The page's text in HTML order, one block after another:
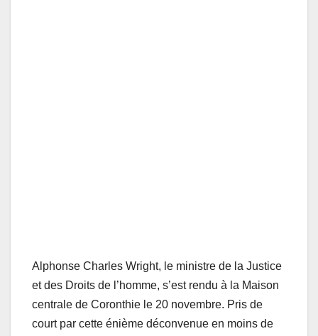
Alphonse Charles Wright, le ministre de la Justice
et des Droits de l’homme, s’est rendu à la Maison
centrale de Coronthie le 20 novembre. Pris de
court par cette énième déconvenue en moins de